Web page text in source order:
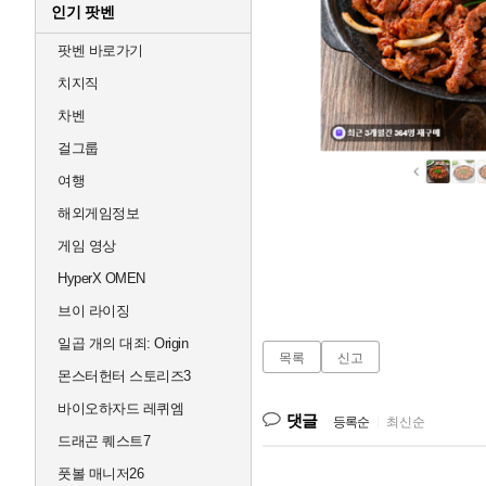
인기 팟벤
팟벤 바로가기
치지직
차벤
걸그룹
여행
해외게임정보
게임 영상
HyperX OMEN
브이 라이징
일곱 개의 대죄: Origin
몬스터헌터 스토리즈3
바이오하자드 레퀴엠
드래곤 퀘스트7
풋볼 매니저26
목록 신고
댓글 등록순 최신순